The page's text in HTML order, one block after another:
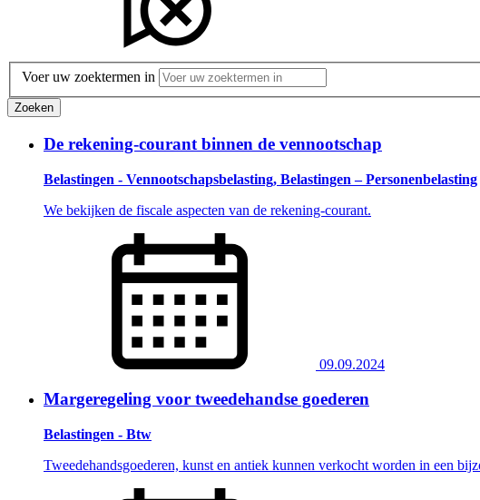
Voer uw zoektermen in
Zoeken
De rekening-courant binnen de vennootschap
Belastingen - Vennootschapsbelasting, Belastingen – Personenbelasting
We bekijken de fiscale aspecten van de rekening-courant.
09.09.2024
Margeregeling voor tweedehandse goederen
Belastingen - Btw
Tweedehandsgoederen, kunst en antiek kunnen verkocht worden in een